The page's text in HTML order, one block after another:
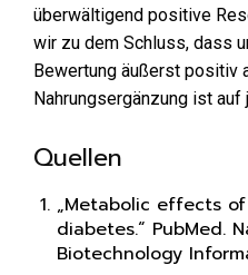
überwältigend positive
wir zu dem Schluss, dass
Bewertung äußerst positiv
Nahrungsergänzung ist
Quellen
„Metabolic effects
diabetes.“ PubMed.
Biotechnology